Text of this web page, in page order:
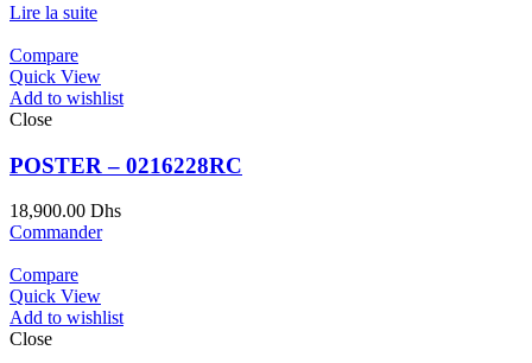
Lire la suite
Compare
Quick View
Add to wishlist
Close
POSTER – 0216228RC
18,900.00 Dhs
Commander
Compare
Quick View
Add to wishlist
Close